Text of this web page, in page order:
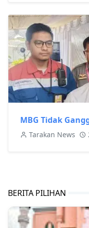
MBG Tidak
Tarakan News
BERITA PILIHAN